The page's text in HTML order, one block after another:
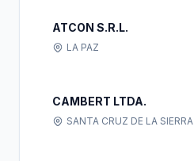
ATCON S.R.L.
LA PAZ
CAMBERT LTDA.
SANTA CRUZ DE LA SIERRA